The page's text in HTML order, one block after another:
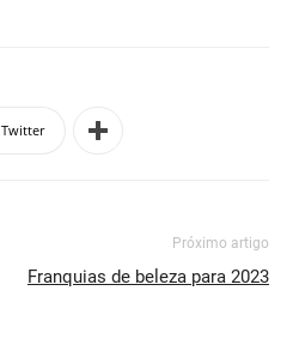
Twitter
Próximo artigo
Franquias de beleza para 2023